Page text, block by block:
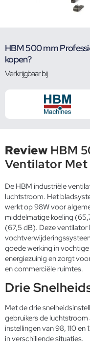
HBM 500 mm
kopen?
Verkrijgbaar bij
Review HBM
Ventilator Met
De HBM industriële
luchtstroom. Het
werkt op 98W voor
middelmatige koeling
(67,5 dB). Deze ventilator
goede werking in
energiezuinig en zorgt
en commerciële ruimtes.
Drie
Met de drie
gebruikers de
instellingen van 98, 110
in verschillende situaties.